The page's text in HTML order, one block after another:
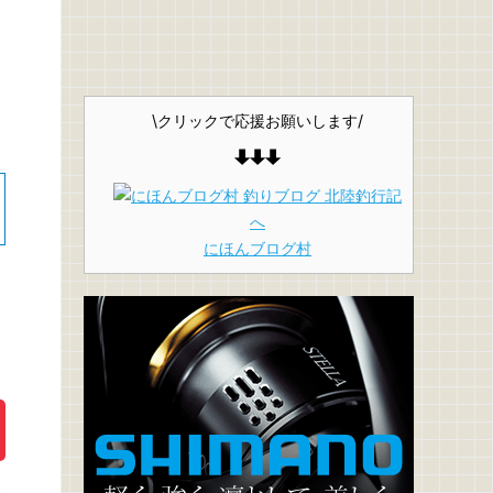
\クリックで応援お願いします/
にほんブログ村